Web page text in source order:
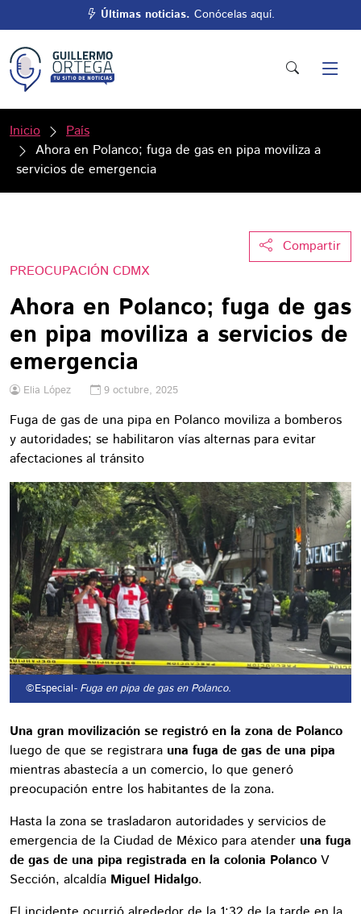
Últimas noticias. Conócelas aquí.
Inicio
País
Ahora en Polanco; fuga de gas en pipa moviliza a
servicios de emergencia
Compartir
PREOCUPACIÓN CDMX
Ahora en Polanco; fuga de gas
en pipa moviliza a servicios de
emergencia
Elia López 9 octubre, 2025
Fuga de gas de una pipa en Polanco moviliza a bomberos
y autoridades; se habilitaron vías alternas para evitar
afectaciones al tránsito
©Especial- Fuga en pipa de gas en Polanco.
Una gran movilización se registró en la zona de Polanco
luego de que se registrara una fuga de gas de una pipa
mientras abastecía a un comercio, lo que generó
preocupación entre los habitantes de la zona.
Hasta la zona se trasladaron autoridades y servicios de
emergencia de la Ciudad de México para atender una fuga
de gas de una pipa registrada en la colonia Polanco V
Sección, alcaldía Miguel Hidalgo.